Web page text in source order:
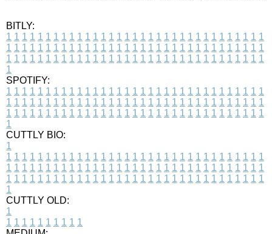
BITLY:
1 1 1 1 1 1 1 1 1 1 1 1 1 1 1 1 1 1 1 1 1 1 1 1 1 1 1 1 1 1 1 1 1
1 1 1 1 1 1 1 1 1 1 1 1 1 1 1 1 1 1 1 1 1 1 1 1 1 1 1 1 1 1 1 1 1
1 1 1 1 1 1 1 1 1 1 1 1 1 1 1 1 1 1 1 1 1 1 1 1 1 1 1 1 1 1 1 1 1
1
SPOTIFY:
1 1 1 1 1 1 1 1 1 1 1 1 1 1 1 1 1 1 1 1 1 1 1 1 1 1 1 1 1 1 1 1 1
1 1 1 1 1 1 1 1 1 1 1 1 1 1 1 1 1 1 1 1 1 1 1 1 1 1 1 1 1 1 1 1 1
1 1 1 1 1 1 1 1 1 1 1 1 1 1 1 1 1 1 1 1 1 1 1 1 1 1 1 1 1 1 1 1 1
1
CUTTLY BIO:
1
1 1 1 1 1 1 1 1 1 1 1 1 1 1 1 1 1 1 1 1 1 1 1 1 1 1 1 1 1 1 1 1 1
1 1 1 1 1 1 1 1 1 1 1 1 1 1 1 1 1 1 1 1 1 1 1 1 1 1 1 1 1 1 1 1 1
1 1 1 1 1 1 1 1 1 1 1 1 1 1 1 1 1 1 1 1 1 1 1 1 1 1 1 1 1 1 1 1 1
1
CUTTLY OLD:
1
1 1 1 1 1 1 1 1 1 1